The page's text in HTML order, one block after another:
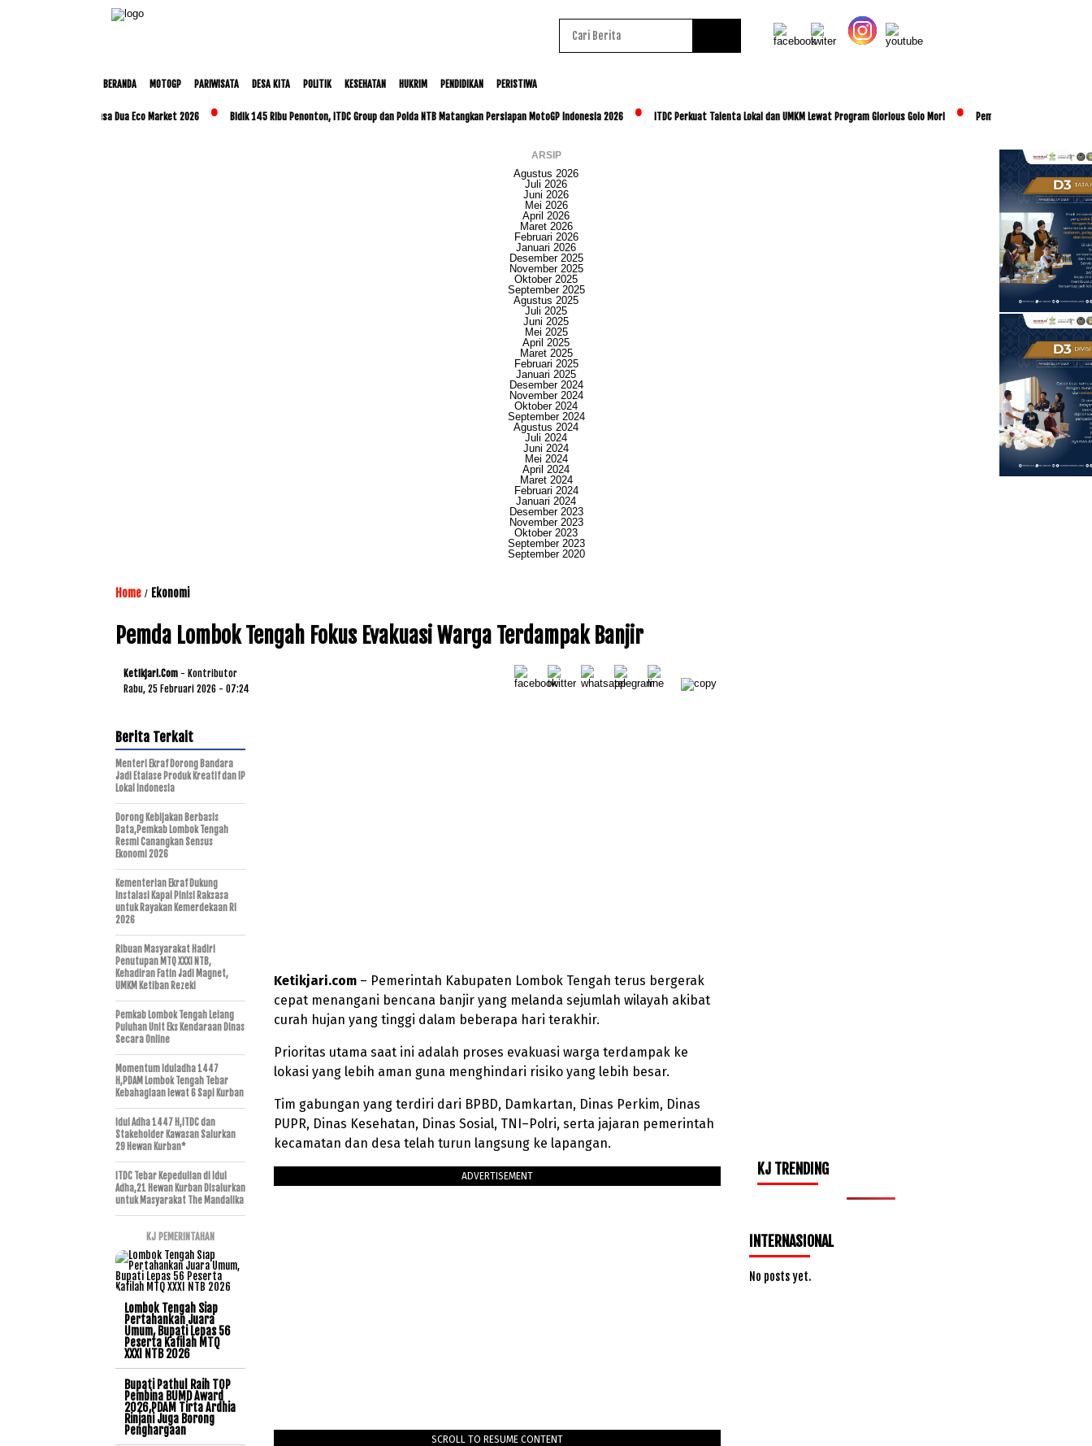
BERANDA MOTOGP PARIWISATA DESA KITA POLITIK KESEHATAN HUKRIM PENDIDIKAN PERISTIWA
melalui Nusa Dua Eco Market 2026 Bidik 145 Ribu Penonton, ITDC Group dan Polda NTB Matangkan Persiapan MotoGP Indonesia 2026 ITDC Perkuat Talenta Lokal dan UMKM Lewat Program Glorious Golo Mori Pemkab Lombok Tengah
ARSIP
Agustus 2026
Juli 2026
Juni 2026
Mei 2026
April 2026
Maret 2026
Februari 2026
Januari 2026
Desember 2025
November 2025
Oktober 2025
September 2025
Agustus 2025
Juli 2025
Juni 2025
Mei 2025
April 2025
Maret 2025
Februari 2025
Januari 2025
Desember 2024
November 2024
Oktober 2024
September 2024
Agustus 2024
Juli 2024
Juni 2024
Mei 2024
April 2024
Maret 2024
Februari 2024
Januari 2024
Desember 2023
November 2023
Oktober 2023
September 2023
September 2020
Home / Ekonomi
Pemda Lombok Tengah Fokus Evakuasi Warga Terdampak Banjir
Ketikjari.com - Kontributor
Rabu, 25 Februari 2026 - 07:24
Ketikjari.com – Pemerintah Kabupaten Lombok Tengah terus bergerak
cepat menangani bencana banjir yang melanda sejumlah wilayah akibat
curah hujan yang tinggi dalam beberapa hari terakhir.
Prioritas utama saat ini adalah proses evakuasi warga terdampak ke
lokasi yang lebih aman guna menghindari risiko yang lebih besar.
Tim gabungan yang terdiri dari BPBD, Damkartan, Dinas Perkim, Dinas
PUPR, Dinas Kesehatan, Dinas Sosial, TNI–Polri, serta jajaran pemerintah
kecamatan dan desa telah turun langsung ke lapangan.
ADVERTISEMENT
SCROLL TO RESUME CONTENT
Berita Terkait
Menteri Ekraf Dorong Bandara
Jadi Etalase Produk Kreatif dan IP
Lokal Indonesia
Dorong Kebijakan Berbasis
Data,Pemkab Lombok Tengah
Resmi Canangkan Sensus
Ekonomi 2026
Kementerian Ekraf Dukung
Instalasi Kapal Pinisi Raksasa
untuk Rayakan Kemerdekaan RI
2026
Ribuan Masyarakat Hadiri
Penutupan MTQ XXXI NTB,
Kehadiran Fatin Jadi Magnet,
UMKM Ketiban Rezeki
Pemkab Lombok Tengah Lelang
Puluhan Unit Eks Kendaraan Dinas
Secara Online
Momentum Iduladha 1447
H,PDAM Lombok Tengah Tebar
Kebahagiaan lewat 6 Sapi Kurban
Idul Adha 1447 H,ITDC dan
Stakeholder Kawasan Salurkan
29 Hewan Kurban*
ITDC Tebar Kepedulian di Idul
Adha,21 Hewan Kurban Disalurkan
untuk Masyarakat The Mandalika
KJ PEMERINTAHAN
Lombok Tengah Siap
Pertahankan Juara
Umum, Bupati Lepas 56
Peserta Kafilah MTQ
XXXI NTB 2026
Bupati Pathul Raih TOP
Pembina BUMD Award
2026,PDAM Tirta Ardhia
Rinjani Juga Borong
Penghargaan
KJ TRENDING
INTERNASIONAL
No posts yet.